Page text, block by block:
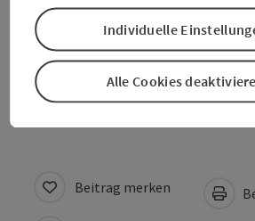
Eignung
Barrierefreiheit
Beitrag merken
Alle Cookies
Individuelle